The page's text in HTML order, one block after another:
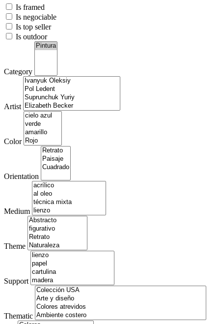
Is framed
Is negociable
Is top seller
Is outdoor
Category
Artist
Color
Orientation
Medium
Theme
Support
Thematic